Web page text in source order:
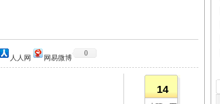
人人网 网易微博
0
14